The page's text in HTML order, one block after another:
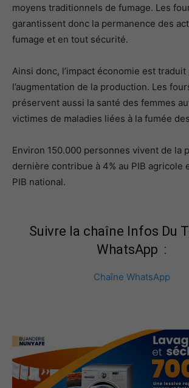
moyens traditionnels de fumage. Les
garantissent donc la permanence des
fumage et en tout sécurité.
Ainsi donc, l’impact économie est traduit
l’augmentation de la production. Les
préservent aussi la santé des femmes
victimes de maladies liées à la fumée
Environ 150.000 personnes vivent de la
dernière contribue à 4% au PIB agricole
PIB national.
Suivre la chaîne Infos Du
WhatsApp :
Chaîne WhatsApp